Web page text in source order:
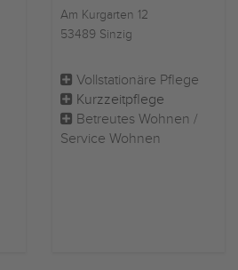
Am Kurgarten 12
53489 Sinzig
Vollstationäre Pflege
Kurzzeitpflege
Betreutes Wohnen /
Service Wohnen